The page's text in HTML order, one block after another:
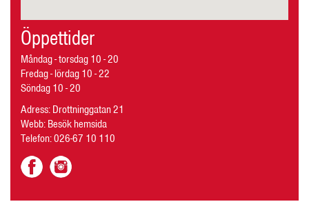
Öppettider
Måndag - torsdag 10 - 20
Fredag - lördag 10 - 22
Söndag 10 - 20
Adress: Drottninggatan 21
Webb:Besök hemsida
Telefon:026-67 10 110